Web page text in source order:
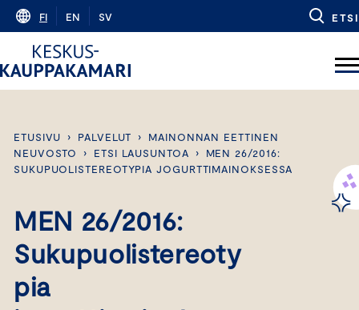
Skip
content
FI EN SV ETSI
ETUSIVU › PALVELUT ›
MAINONNAN EETTINEN
NEUVOSTO
› ETSI LAUSUNTOA ›
MEN 26/2016:
SUKUPUOLISTEREOTYPIA JOGURTTIMAINOKSESSA
MEN 26/2016:
Sukupuolistereoty
pia